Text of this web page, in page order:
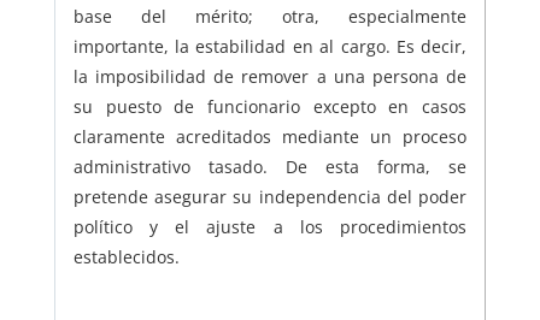
base del mérito; otra, especialmente
importante, la estabilidad en al cargo. Es decir,
la imposibilidad de remover a una persona de
su puesto de funcionario excepto en casos
claramente acreditados mediante un proceso
administrativo tasado. De esta forma, se
pretende asegurar su independencia del poder
político y el ajuste a los procedimientos
establecidos.